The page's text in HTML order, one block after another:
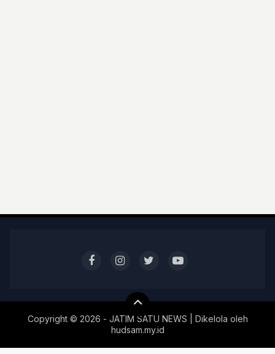
Copyright © 2026 - JATIM SATU NEWS | Dikelola oleh
hudsam.my.id